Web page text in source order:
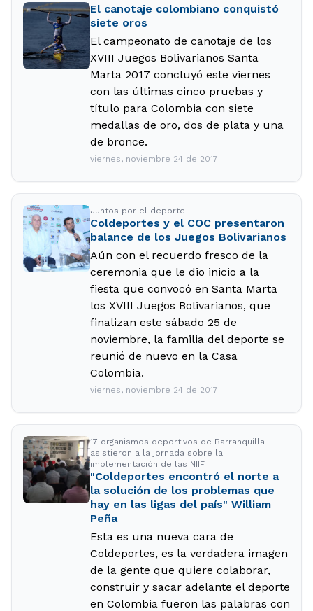
El canotaje colombiano conquistó
siete oros
El campeonato de canotaje de los
XVIII Juegos Bolivarianos Santa
Marta 2017 concluyó este viernes
con las últimas cinco pruebas y
título para Colombia con siete
medallas de oro, dos de plata y una
de bronce.
viernes, noviembre 24 de 2017
Juntos por el deporte
Coldeportes y el COC presentaron
balance de los Juegos Bolivarianos
Aún con el recuerdo fresco de la
ceremonia que le dio inicio a la
fiesta que convocó en Santa Marta
los XVIII Juegos Bolivarianos, que
finalizan este sábado 25 de
noviembre, la familia del deporte se
reunió de nuevo en la Casa
Colombia.
viernes, noviembre 24 de 2017
17 organismos deportivos de Barranquilla
asistieron a la jornada sobre la
implementación de las NIIF
"Coldeportes encontró el norte a
la solución de los problemas que
hay en las ligas del país" William
Peña
Esta es una nueva cara de
Coldeportes, es la verdadera imagen
de la gente que quiere colaborar,
construir y sacar adelante el deporte
en Colombia fueron las palabras con